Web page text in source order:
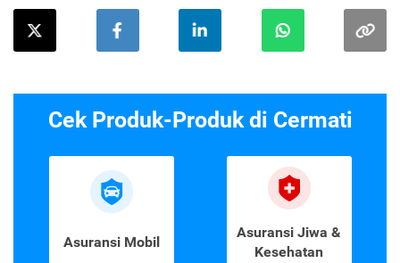
Cek Produk-Produk di Cermati
Asuransi Mobil
Asuransi Jiwa &
Kesehatan